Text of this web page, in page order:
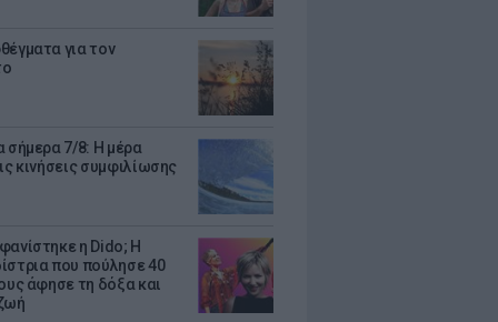
για τον
σήμερα 7/8: Η μέρα
κινήσεις συμφιλίωσης
η Dido; Η
που πούλησε 40
άφησε τη δόξα και